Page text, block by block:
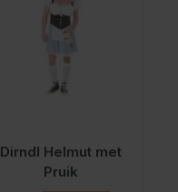
Dirndl Helmut met
Pruik